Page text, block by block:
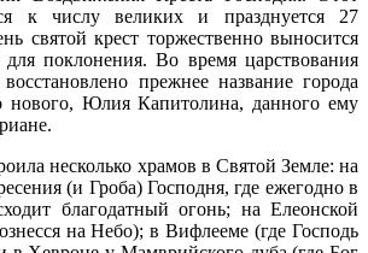
к числу великих и празднуется 27
святой крест торжественно выносится
поклонения. Во время царствования
прежнее название города
нового, Юлия Капитолина, данного ему
несколько храмов в Святой Земле: на
(и Гроба) Господня, где ежегодно в
благодатный огонь; на Елеонской
на Небо); в Вифлееме (где Господь